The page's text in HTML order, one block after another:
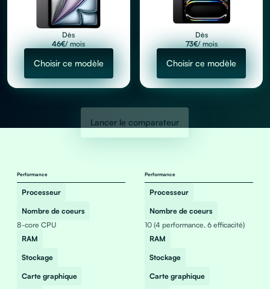
Dès
46€/ mois
Choisir ce modèle
Lancer le comparateur
Dès
73€/ mois
Choisir ce modèle
Performance
Processeur
Nombre de coeurs
8-core CPU
RAM
Stockage
Carte graphique
Performance
Processeur
Nombre de coeurs
10 (4 performance, 6 efficacité)
RAM
Stockage
Carte graphique